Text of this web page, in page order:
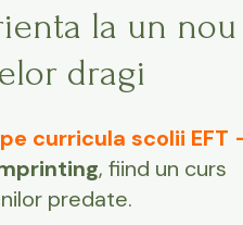
la un nou
dragi
curricula scolii EFT
, fiind un curs
predate.